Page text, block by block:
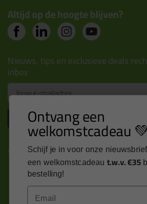
Altijd op de hoogte blijven?
Nieuws, tips en exclusieve deals
inbox
Email
Inschrijven
Kitcentrum is trots op:
Ontvang een
welkomstcadeau 💚
Schijf je in voor onze
een welkomstcadeau t.w.v. €35
bestelling!
Email